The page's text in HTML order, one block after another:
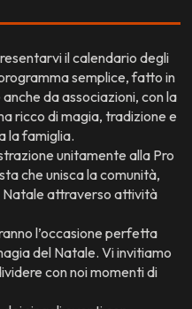
il calendario degli
semplice, fatto in
da associazioni, con la
ricco di magia, tradizione e
la famiglia.
unitamente alla Pro
che unisca la comunità,
Natale attraverso attività
l’occasione perfetta
del Natale. Vi invitiamo
con noi momenti di